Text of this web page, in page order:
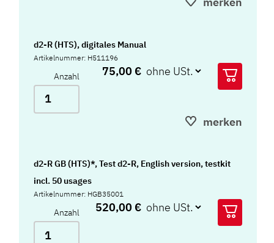
d2-R (HTS), digitales Manual
Artikelnummer: H511196
Anzahl 75,00 €
merken
d2-R GB (HTS)*, Test d2-R, English version, testkit
incl. 50 usages
Artikelnummer: HGB35001
Anzahl 520,00 €